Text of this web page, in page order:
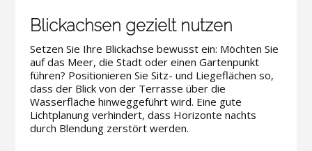
Blickachsen gezielt nutzen
Setzen Sie Ihre Blickachse bewusst ein: Möchten Sie
auf das Meer, die Stadt oder einen Gartenpunkt
führen? Positionieren Sie Sitz- und Liegeflächen so,
dass der Blick von der Terrasse über die
Wasserfläche hinweggeführt wird. Eine gute
Lichtplanung verhindert, dass Horizonte nachts
durch Blendung zerstört werden.